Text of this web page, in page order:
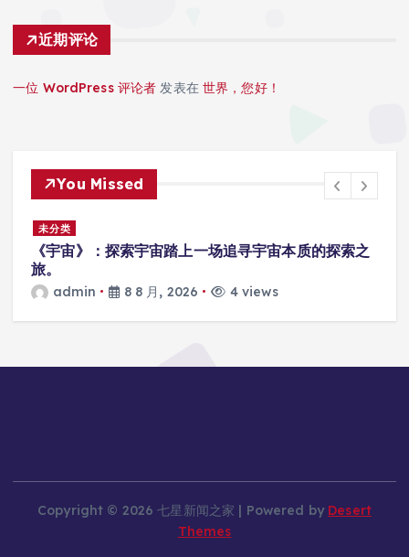
近期评论
一位 WordPress 评论者 发表在世界，您好！
You Missed
未分类
《宇宙》：探索宇宙踏上一场追寻宇宙本质的探索之
旅。
admin 8 8 月, 2026 4 views
Copyright © 2026 七星新闻之家 | Powered by Desert
Themes